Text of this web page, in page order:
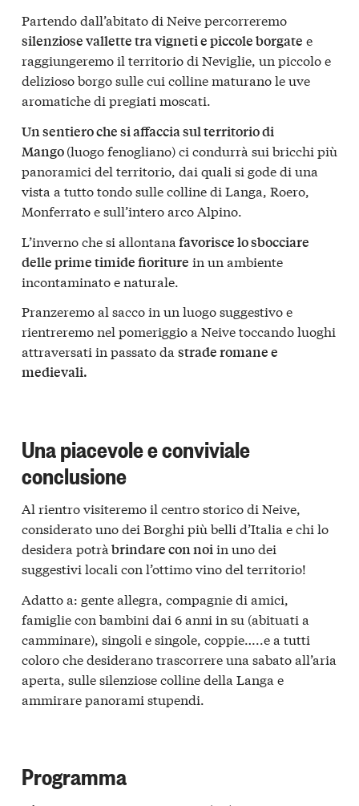
Partendo dall’abitato di Neive percorreremo
silenziose vallette tra vigneti e piccole borgate e
raggiungeremo il territorio di Neviglie, un piccolo e
delizioso borgo sulle cui colline maturano le uve
aromatiche di pregiati moscati.
Un sentiero che si affaccia sul territorio di
Mango(luogo fenogliano) ci condurrà sui bricchi più
panoramici del territorio, dai quali si gode di una
vista a tutto tondo sulle colline di Langa, Roero,
Monferrato e sull’intero arco Alpino.
L’inverno che si allontana favorisce lo sbocciare
delle prime timide fioriture in un ambiente
incontaminato e naturale.
Pranzeremo al sacco in un luogo suggestivo e
rientreremo nel pomeriggio a Neive toccando luoghi
attraversati in passato da strade romane e
medievali.
Una piacevole e conviviale
conclusione
Al rientro visiteremo il centro storico di Neive,
considerato uno dei Borghi più belli d’Italia e chi lo
desidera potrà brindare con noiin uno dei
suggestivi locali con l’ottimo vino del territorio!
Adatto a: gente allegra, compagnie di amici,
famiglie con bambini dai 6 anni in su (abituati a
camminare), singoli e singole, coppie…..e a tutti
coloro che desiderano trascorrere una sabato all’aria
aperta, sulle silenziose colline della Langa e
ammirare panorami stupendi.
Programma